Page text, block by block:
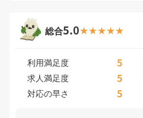
総合5.0
利用満足度 5
求人満足度 5
対応の早さ 5